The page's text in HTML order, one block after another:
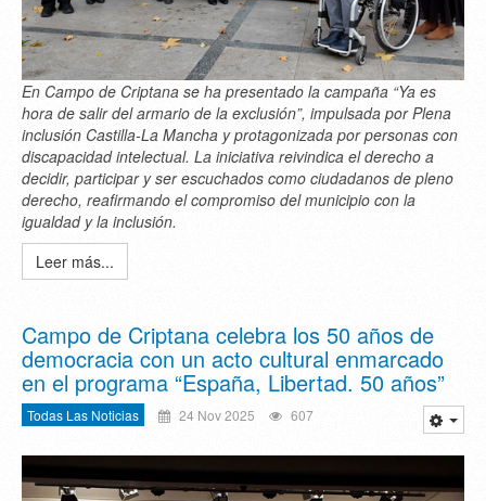
En Campo de Criptana se ha presentado la campaña “Ya es
hora de salir del armario de la exclusión”, impulsada por Plena
inclusión Castilla-La Mancha y protagonizada por personas con
discapacidad intelectual. La iniciativa reivindica el derecho a
decidir, participar y ser escuchados como ciudadanos de pleno
derecho, reafirmando el compromiso del municipio con la
igualdad y la inclusión.
Leer más...
Campo de Criptana celebra los 50 años de
democracia con un acto cultural enmarcado
en el programa “España, Libertad. 50 años”
Todas Las Noticias 24 Nov 2025 607